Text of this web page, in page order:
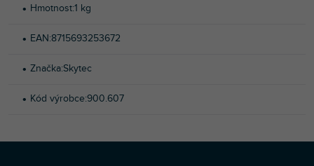
Hmotnost:1 kg
EAN:8715693253672
Značka:Skytec
Kód výrobce:900.607